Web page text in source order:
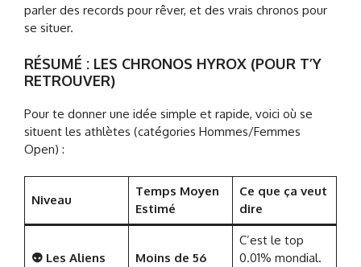
parler des records pour rêver, et des vrais chronos pour
se situer.
RÉSUMÉ : LES CHRONOS HYROX (POUR T’Y
RETROUVER)
Pour te donner une idée simple et rapide, voici où se
situent les athlètes (catégories Hommes/Femmes
Open) :
Niveau
Temps Moyen
Estimé
Ce que ça veut
dire
👽 Les Aliens
Moins de 56
C’est le top
0.01% mondial.